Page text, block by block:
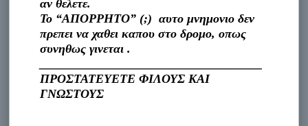
αν θελετε.
Το “ΑΠΟΡΡΗΤΟ” (;) αυτο μνημονιο δεν
πρεπει να χαθει καπου στο δρομο, οπως
συνηθως γινεται .
ΠΡΟΣΤΑΤΕΥΕΤΕ ΦΙΛΟΥΣ ΚΑΙ
ΓΝΩΣΤΟΥΣ